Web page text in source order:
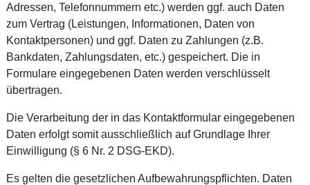
Adressen, Telefonnummern etc.) werden ggf. auch Daten
zum Vertrag (Leistungen, Informationen, Daten von
Kontaktpersonen) und ggf. Daten zu Zahlungen (z.B.
Bankdaten, Zahlungsdaten, etc.) gespeichert. Die in
Formulare eingegebenen Daten werden verschlüsselt
übertragen.
Die Verarbeitung der in das Kontaktformular eingegebenen
Daten erfolgt somit ausschließlich auf Grundlage Ihrer
Einwilligung (§ 6 Nr. 2 DSG-EKD).
Es gelten die gesetzlichen Aufbewahrungspflichten. Daten